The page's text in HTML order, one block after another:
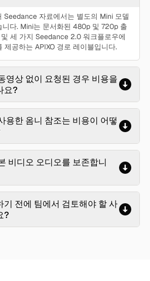
Seedance 자료에서는 별도의 Mini 모델
니다. Mini는 문서화된 480p 및 720p 출
세 가지 Seedance 2.0 워크플로우에
제공하는 APIXO 경로 레이블입니다.
영상 없이 요청된 경우 비용을
요?
용한 옴니 참조는 비용이 어떻
비디오 오디오를 보존합니
기 전에 팀에서 검토해야 할 사
?